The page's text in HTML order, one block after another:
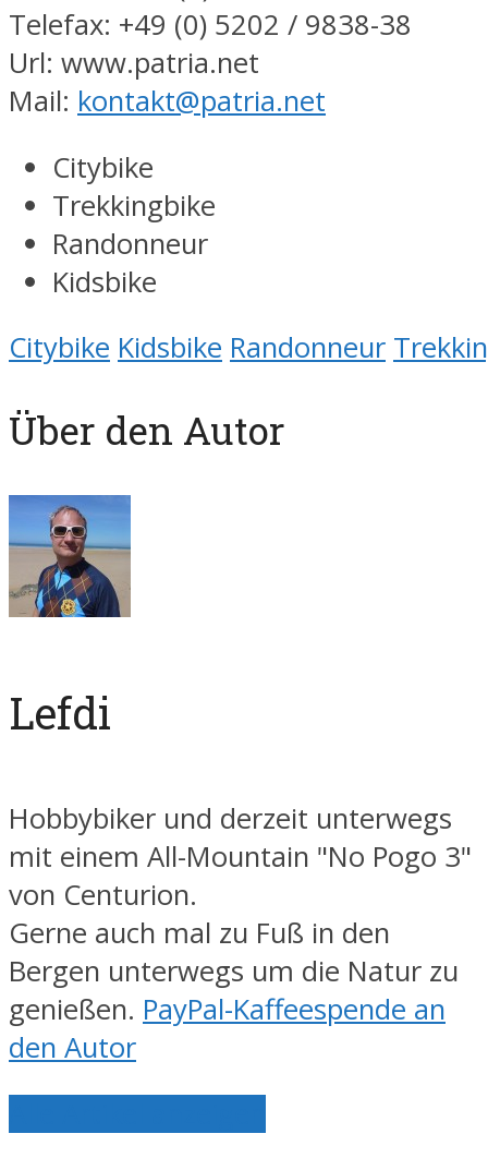
Telefax: +49 (0) 5202 / 9838-38
Url: www.patria.net
Mail: kontakt@patria.net
Citybike
Trekkingbike
Randonneur
Kidsbike
Citybike Kidsbike Randonneur
Über den Autor
Lefdi
Hobbybiker und derzeit unterwegs
mit einem All-Mountain "No Pogo 3"
von Centurion.
Gerne auch mal zu Fuß in den
Bergen unterwegs um die Natur zu
genießen. PayPal-Kaffeespende an
den Autor